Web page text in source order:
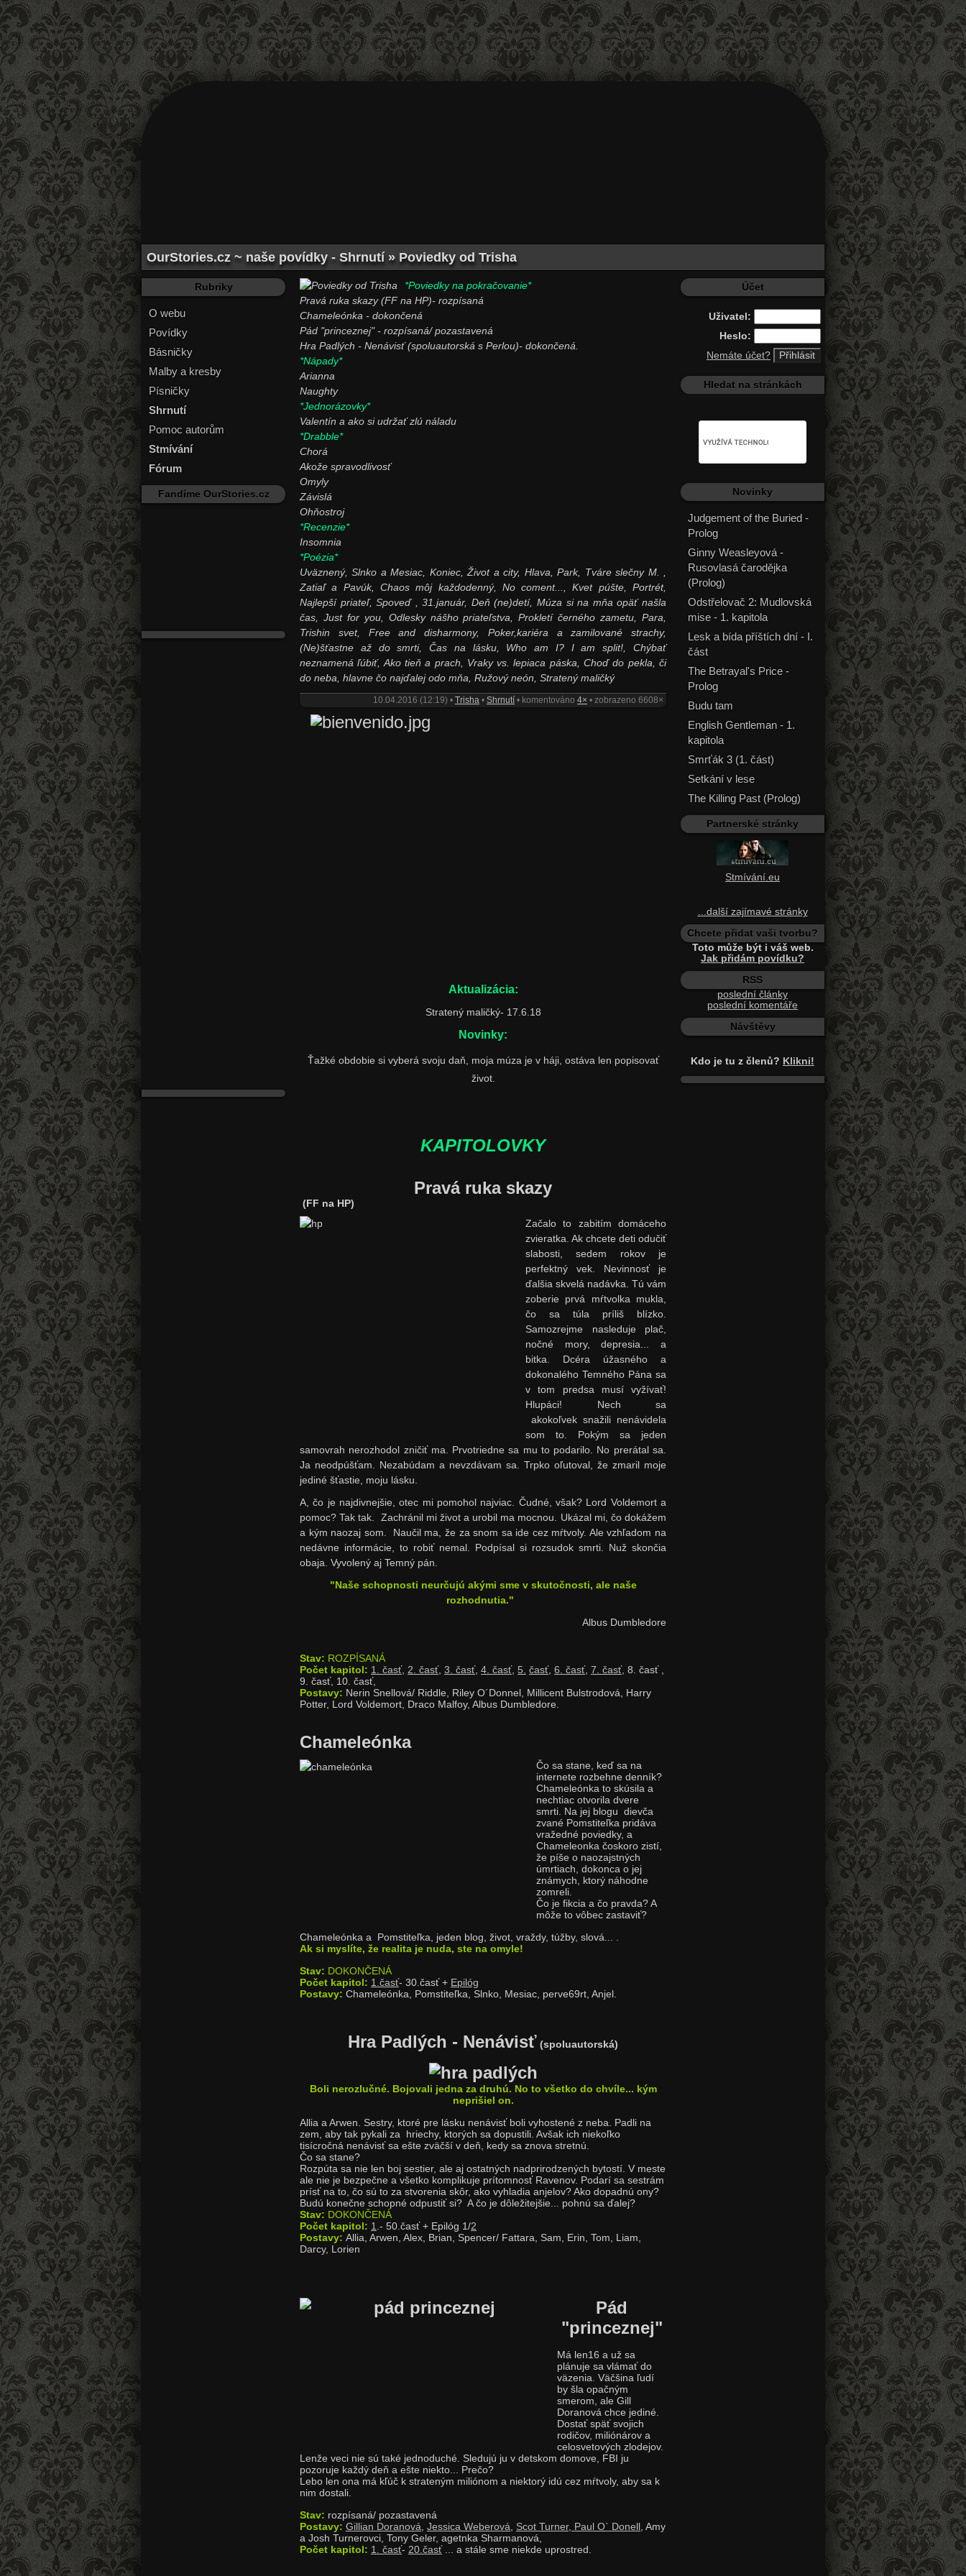
OurStories.cz ~ naše povídky - Shrnutí » Poviedky od Trisha
Rubriky
O webu
Povídky
Básničky
Malby a kresby
Písničky
Shrnutí
Pomoc autorům
Stmívání
Fórum
Fandíme OurStories.cz
*Poviedky na pokračovanie*
Pravá ruka skazy (FF na HP)- rozpísaná
Chameleónka - dokončená
Pád "princeznej" - rozpísaná/ pozastavená
Hra Padlých - Nenávisť (spoluautorská s Perlou)- dokončená.
*Nápady*
Arianna
Naughty
*Jednorázovky*
Valentín a ako si udržať zlú náladu
*Drabble*
Chorá
Akože spravodlivosť
Omyly
Závislá
Ohňostroj
*Recenzie*
Insomnia
*Poézia*
Uväznený, Slnko a Mesiac, Koniec, Život a city, Hlava, Park, Tváre slečny M. ,
Zatiaľ a Pavúk, Chaos môj každodenný, No coment..., Kvet púšte, Portrét,
Najlepší priateľ, Spoveď , 31.január, Deň (ne)detí, Múza si na mňa opäť našla
čas, Just for you, Odlesky nášho priateľstva, Prokletí černého zametu, Para,
Trishin svet, Free and disharmony, Poker,kariéra a zamilované strachy,
(Ne)šťastne až do smrti, Čas na lásku, Who am I? I am split!, Chýbať
neznamená ľúbiť, Ako tieň a prach, Vraky vs. lepiaca páska, Choď do pekla, či
do neba, hlavne čo najďalej odo mňa, Ružový neón, Stratený maličký
10.04.2016 (12:19) • Trisha • Shrnutí • komentováno 4× • zobrazeno 6608×
Aktualizácia:
Stratený maličký- 17.6.18
Novinky:
Ťažké obdobie si vyberá svoju daň, moja múza je v háji, ostáva len popisovať
život.
KAPITOLOVKY
Pravá ruka skazy
(FF na HP)
Začalo to zabitím domáceho
zvieratka. Ak chcete deti odučiť
slabosti, sedem rokov je
perfektný vek. Nevinnosť je
ďalšia skvelá nadávka. Tú vám
zoberie prvá mŕtvolka mukla,
čo sa túla príliš blízko.
Samozrejme nasleduje plač,
nočné mory, depresia... a
bitka. Dcéra úžasného a
dokonalého Temného Pána sa
v tom predsa musí vyžívať!
Hlupáci! Nech sa
akokoľvek snažili nenávidela
som to. Pokým sa jeden
samovrah nerozhodol zničiť ma. Prvotriedne sa mu to podarilo. No prerátal sa.
Ja neodpúšťam. Nezabúdam a nevzdávam sa. Trpko oľutoval, že zmaril moje
jediné šťastie, moju lásku.
A, čo je najdivnejšie, otec mi pomohol najviac. Čudné, však? Lord Voldemort a
pomoc? Tak tak. Zachránil mi život a urobil ma mocnou. Ukázal mi, čo dokážem
a kým naozaj som. Naučil ma, že za snom sa ide cez mŕtvoly. Ale vzhľadom na
nedávne informácie, to robiť nemal. Podpísal si rozsudok smrti. Nuž skončia
obaja. Vyvolený aj Temný pán.
"Naše schopnosti neurčujú akými sme v skutočnosti, ale naše
rozhodnutia."
Albus Dumbledore
Stav: ROZPÍSANÁ
Počet kapitol: 1. časť, 2. časť, 3. časť, 4. časť, 5. časť, 6. časť, 7. časť, 8 časť,
9 časť, 10 časť,
Postavy: Nerin Snellová/ Riddle, Riley O´Donnel, Millicent Bulstrodová, Harry
Potter, Lord Voldemort, Draco Malfoy, Albus Dumbledore.
Chameleónka
Čo sa stane, keď sa na
internete rozbehne denník?
Chameleónka to skúsila a
nechtiac otvorila dvere
smrti. Na jej blogu dievča
zvané Pomstiteľka pridáva
vražedné poviedky, a
Chameleonka čoskoro zistí,
že píše o naozajstných
úmrtiach, dokonca o jej
známych, ktorý náhodne
zomreli.
Čo je fikcia a čo pravda? A
môže to vôbec zastaviť?
Chameleónka a Pomstiteľka, jeden blog, život, vraždy, túžby, slová... .
Ak si myslíte, že realita je nuda, ste na omyle!
Stav: DOKONČENÁ
Počet kapitol: 1.časť- 30.časť + Epilóg
Postavy: Chameleónka, Pomstiteľka, Slnko, Mesiac, perve69rt, Anjel.
Hra Padlých - Nenávisť (spoluautorská)
Boli nerozlučné. Bojovali jedna za druhú. No to všetko do chvíle... kým
neprišiel on.
Allia a Arwen. Sestry, ktoré pre lásku nenávisť boli vyhostené z neba. Padli na
zem, aby tak pykali za hriechy, ktorých sa dopustili. Avšak ich niekoľko
tisícročná nenávisť sa ešte zväčší v deň, kedy sa znova stretnú.
Čo sa stane?
Rozpúta sa nie len boj sestier, ale aj ostatných nadprirodzených bytostí. V meste
ale nie je bezpečne a všetko komplikuje prítomnosť Ravenov. Podarí sa sestrám
prísť na to, čo sú to za stvorenia skôr, ako vyhladia anjelov? Ako dopadnú ony?
Budú konečne schopné odpustiť si? A čo je dôležitejšie... pohnú sa ďalej?
Stav: DOKONČENÁ
Počet kapitol: 1 .- 50.časť + Epilóg 1/2
Postavy: Allia, Arwen, Alex, Brian, Spencer/ Fattara, Sam, Erin, Tom, Liam,
Darcy, Lorien
Pád
"princeznej"
Má len16 a už sa
plánuje sa vlámať do
väzenia. Väčšina ľudí
by šla opačným
smerom, ale Gill
Doranová chce jediné.
Dostať späť svojich
rodičov, miliónárov a
celosvetových zlodejov.
Lenže veci nie sú také jednoduché. Sledujú ju v detskom domove, FBI ju
pozoruje každý deň a ešte niekto... Prečo?
Lebo len ona má kľúč k strateným miliónom a niektorý idú cez mŕtvoly, aby sa k
nim dostali.
Stav: rozpísaná/ pozastavená
Postavy: Gillian Doranová Jessica Weberová Scot Turner, Paul O` Donell , Amy
a Josh Turnerovci, Tony Geler, agetnka Sharmanová,
Počet kapitol: 1. časť- 20.časť... a stále sme niekde uprostred.
Účet
Uživatel:
Heslo:
Nemáte účet?
Hledat na stránkách
Novinky
Judgement of the Buried -
Prolog
Ginny Weasleyová -
Rusovlasá čarodějka
(Prolog)
Odstřelovač 2: Mudlovská
mise - 1. kapitola
Lesk a bída příštích dní - I.
část
The Betrayal's Price -
Prolog
Budu tam
English Gentleman - 1.
kapitola
Smrťák 3 (1. část)
Setkání v lese
The Killing Past (Prolog)
Partnerské stránky
Stmívání.eu
...další zajímavé stránky
Chcete přidat vaši tvorbu?
Toto může být i váš web.
Jak přidám povídku?
RSS
poslední články
poslední komentáře
Návštěvy
Kdo je tu z členů? Klikni!